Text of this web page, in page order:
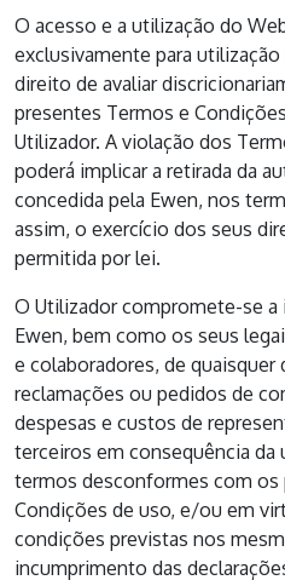
O acesso e a utilização do
exclusivamente para
direito de avaliar
presentes Termos e
Utilizador. A violação dos
poderá implicar a retirada da
concedida pela Ewen, nos
assim, o exercício dos seus
permitida por lei.
O Utilizador compromete-se a
Ewen, bem como os seus
e colaboradores, de quaisquer
reclamações ou pedidos de
despesas e custos de
terceiros em consequência
termos desconformes com os
Condições de uso, e/ou em
condições previstas nos
incumprimento das